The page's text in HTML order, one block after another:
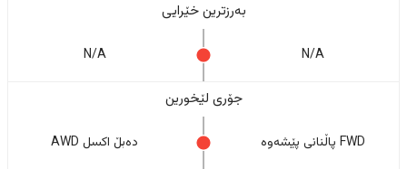
بەرزترین خێرایی
N/A
N/A
جۆری لێخورین
FWD پاڵنانی پێشەوە دەبڵ اکسل AWD